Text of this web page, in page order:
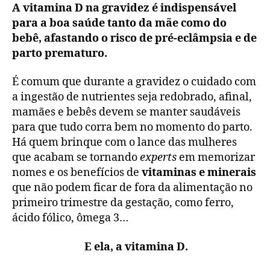
A vitamina D na gravidez é indispensável
para a boa saúde tanto da mãe como do
bebê, afastando o risco de pré-eclâmpsia e de
parto prematuro.
É comum que durante a gravidez o cuidado com
a ingestão de nutrientes seja redobrado, afinal,
mamães e bebês devem se manter saudáveis
para que tudo corra bem no momento do parto.
Há quem brinque com o lance das mulheres
que acabam se tornandoexperts em memorizar
nomes e os benefícios de vitaminas e minerais
que não podem ficar de fora da alimentação no
primeiro trimestre da gestação, como ferro,
ácido fólico, ômega 3…
E ela, a vitamina D.